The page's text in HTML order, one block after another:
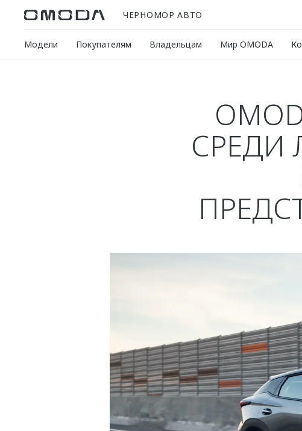
ЧЕРНОМОР АВТО
Модели Покупателям Владельцам Мир OMODA
СРЕДИ